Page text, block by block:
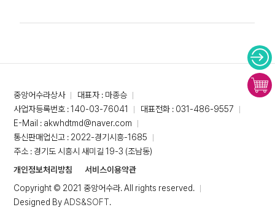
중앙어수라상사
대표자 : 마종승
사업자등록번호 : 140-03-76041
대표전화 : 031-486-9557
E-Mail : akwhdtmd@naver.com
통신판매업신고 : 2022-경기시흥-1685
주소 : 경기도 시흥시 새미길 19-3 (조남동)
개인정보처리방침
서비스이용약관
Copyright © 2021 중앙어수라. All rights reserved.
Designed ByADS&SOFT.